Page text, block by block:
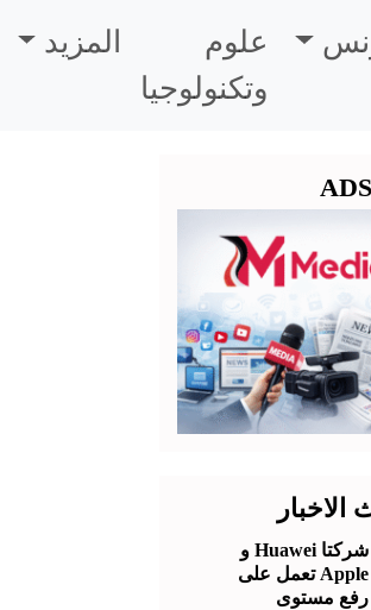
علوم
وتكنولوجيا
المزيد
ADS
الاخبار
شركتا Huawei و
Apple تعمل على
رفع مستوى